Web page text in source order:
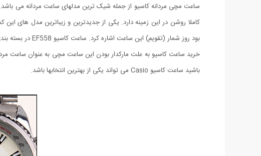
ساعت مچی مردانه کاسیو از جمله شیک ترین مدلهای ساعت مردانه می باشد.
بود روز شمار (تقویم) این ساعت اشاره کرد. ساعت کاسیو EF558 در بسته بندی فوق العاده شیک همراه با 6 ماه گارانتی تعویض عرضه می شود.
خرید ساعت کاسیو به علت مارکدار بودن این ساعت مچی به عنوان ساعت
باشید ساعت کاسیو Casio می تواند یکی از بهترین انتخابها باشد.